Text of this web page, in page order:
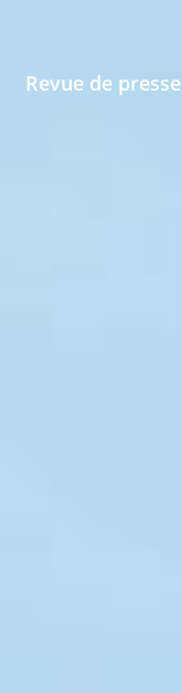
Revue de presse